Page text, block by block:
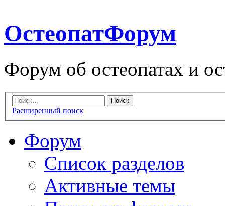
ОстеопатФорум
Форум об остеопатах и
Расширенный поиск
Форум
Список разделов
Активные темы